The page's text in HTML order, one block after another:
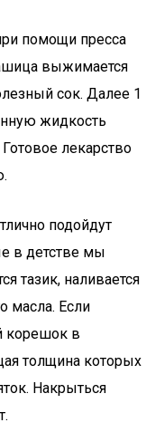
помощи пресса
выжимается
сок. Далее 1
жидкость
лекарство
подойдут
в детстве мы
тазик, наливается
масла. Если
корешок в
толщина которых
Накрыться